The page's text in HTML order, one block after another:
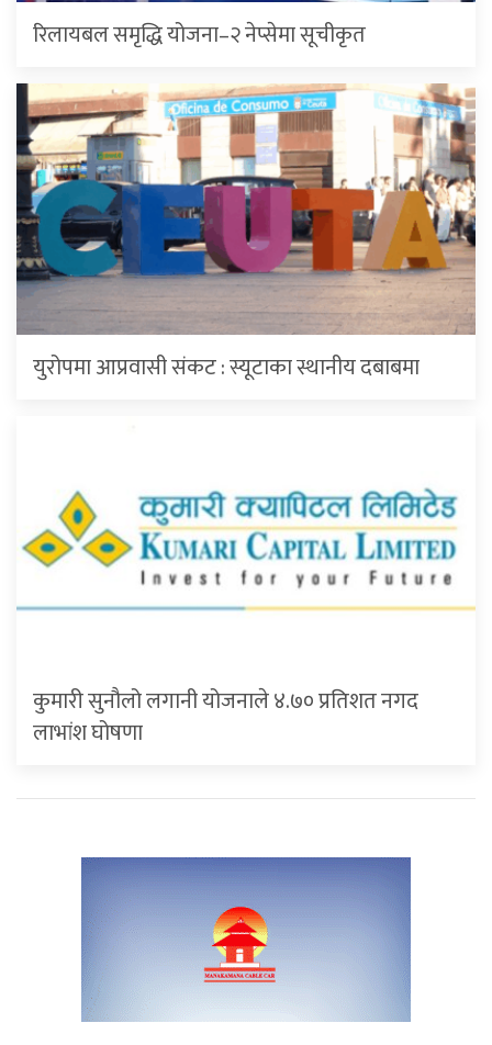
रिलायबल समृद्धि योजना–२ नेप्सेमा सूचीकृत
युरोपमा आप्रवासी संकट : स्यूटाका स्थानीय दबाबमा
कुमारी सुनौलो लगानी योजनाले ४.७० प्रतिशत नगद
लाभांश घोषणा